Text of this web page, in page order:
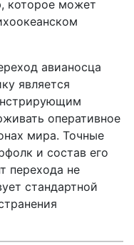
которое может
авианосца
является
оперативное
мира. Точные
и состав его
перехода не
стандартной